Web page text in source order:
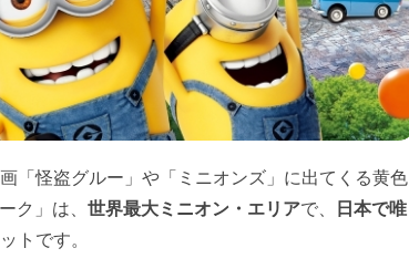
「怪盗グルー」や「ミニオンズ」に出てくる黄色
ク」は、 世界最大ミニオン・エリアで、
日本で唯
トです。